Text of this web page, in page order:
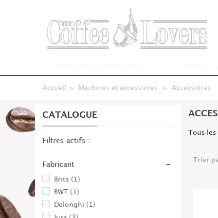
Accueil > Machines et accessoires > Accessoires
CATALOGUE
Filtres actifs :
Fabricant
Brita (1)
BWT (1)
Delonghi (1)
Tous les
Trier